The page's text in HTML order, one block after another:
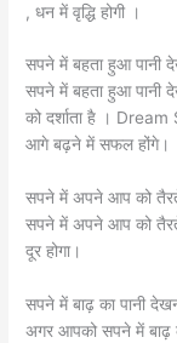
, धन में वृद्धि होगी ।
सपने में बहता हुआ
सपने में बहता हुआ
को दर्शाता है ।
आगे बढ़ने में सफल होंगे।
सपने में अपने आप को
सपने में अपने आप को
दूर होगा।
सपने में बाढ़ का पानी
अगर आपको सपने में बाढ़